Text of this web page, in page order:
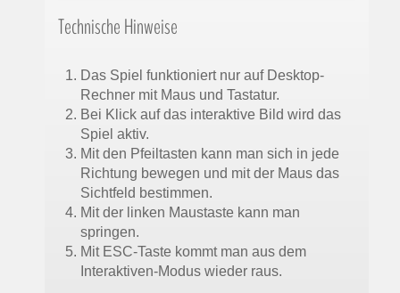
Technische Hinweise
Das Spiel funktioniert nur auf Desktop-
Rechner mit Maus und Tastatur.
Bei Klick auf das interaktive Bild wird das
Spiel aktiv.
Mit den Pfeiltasten kann man sich in jede
Richtung bewegen und mit der Maus das
Sichtfeld bestimmen.
Mit der linken Maustaste kann man
springen.
Mit ESC-Taste kommt man aus dem
Interaktiven-Modus wieder raus.